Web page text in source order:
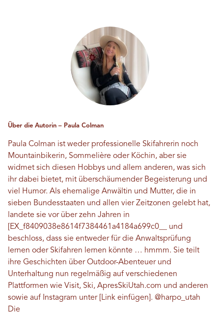
Über die Autorin – Paula Colman
Paula Colman ist weder professionelle Skifahrerin noch
Mountainbikerin, Sommelière oder Köchin, aber sie
widmet sich diesen Hobbys und allem anderen, was sich
ihr dabei bietet, mit überschäumender Begeisterung und
viel Humor. Als ehemalige Anwältin und Mutter, die in
sieben Bundesstaaten und allen vier Zeitzonen gelebt hat,
landete sie vor über zehn Jahren in
[EX_f8409038e8614f7384461a4184a699c0__ und
beschloss, dass sie entweder für die Anwaltsprüfung
lernen oder Skifahren lernen könnte … hmmm. Sie teilt
ihre Geschichten über Outdoor-Abenteuer und
Unterhaltung nun regelmäßig auf verschiedenen
Plattformen wie Visit, Ski, ApresSkiUtah.com und anderen
sowie auf Instagram unter [Link einfügen]. @harpo_utah
Die